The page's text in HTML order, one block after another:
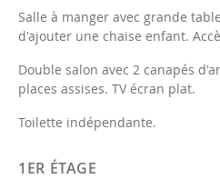
Salle à manger avec grande
d'ajouter une chaise enfant.
Double salon avec 2 canapés
places assises. TV écran plat.
Toilette indépendante.
1ER ÉTAGE